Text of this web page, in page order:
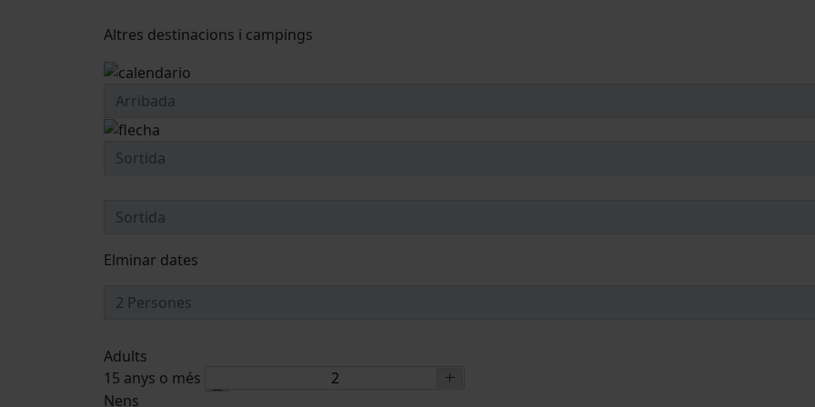
Altres destinacions i campings
Elminar dates
Adults
15 anys o més
Nens